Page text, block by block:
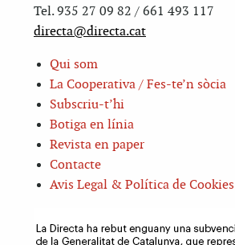
Tel. 935 27 09 82 / 661 493 117
directa@directa.cat
Qui som
La Cooperativa / Fes-te’n sòcia
Subscriu-t’hi
Botiga en línia
Revista en paper
Contacte
Avis Legal & Política de Cookies